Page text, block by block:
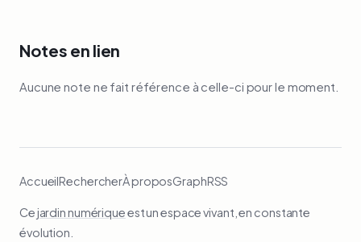
Notes en lien
Aucune note ne fait référence à celle-ci pour le moment.
AccueilRechercherÀ proposGraphRSS
Cejardin numériqueest un espace vivant, en constante
évolution.